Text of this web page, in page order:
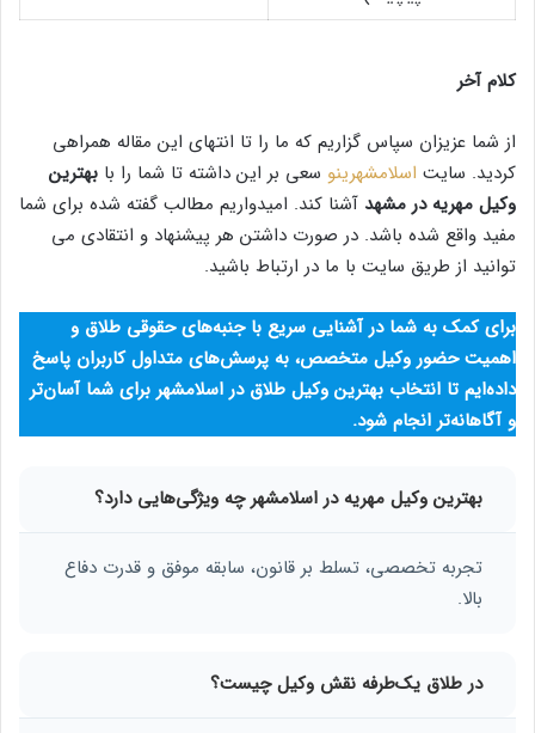
کلام آخر
از شما عزیزان سپاس گزاریم که ما را تا انتهای این مقاله همراهی
کردید. سایت اسلامشهرینو سعی بر این داشته تا شما را با بهترین
وکیل مهریه در مشهد آشنا کند. امیدواریم مطالب گفته شده برای شما
مفید واقع شده باشد. در صورت داشتن هر پیشنهاد و انتقادی می
توانید از طریق سایت با ما در ارتباط باشید.
برای کمک به شما در آشنایی سریع با جنبه‌های حقوقی طلاق و
اهمیت حضور وکیل متخصص، به پرسش‌های متداول کاربران پاسخ
داده‌ایم تا انتخاب بهترین وکیل طلاق در اسلامشهر برای شما آسان‌تر
و آگاهانه‌تر انجام شود.
بهترین وکیل مهریه در اسلامشهر چه ویژگی‌هایی دارد؟
تجربه تخصصی، تسلط بر قانون، سابقه موفق و قدرت دفاع
بالا.
در طلاق یک‌طرفه نقش وکیل چیست؟